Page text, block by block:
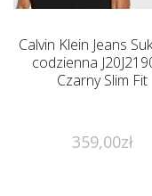
Calvin Klein Jeans
codzienna
Czarny Slim Fit
359,00zł